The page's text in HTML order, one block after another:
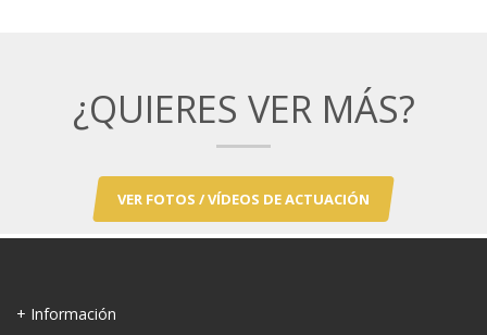
¿QUIERES VER MÁS?
VER FOTOS / VÍDEOS DE ACTUACIÓN
+ Información